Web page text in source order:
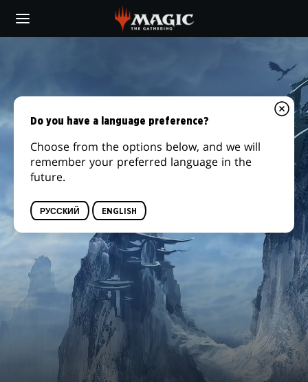
main
Do you have a language preference?
Choose from the options below, and we will
remember your preferred language in the
future.
РУССКИЙ ENGLISH